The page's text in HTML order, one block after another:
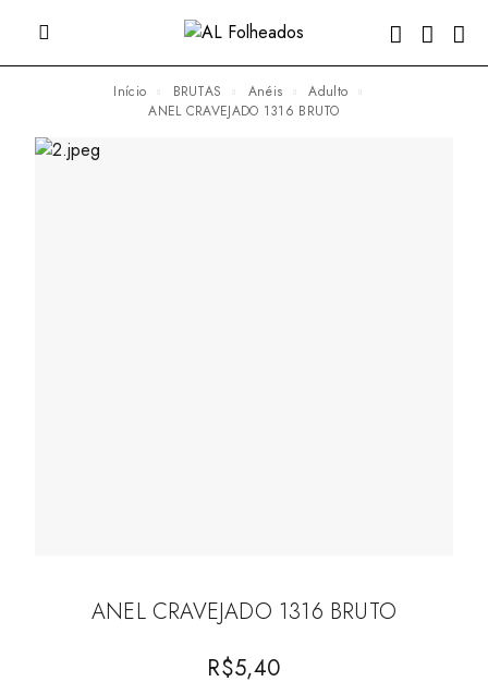
Início BRUTAS Anéis
Adulto
ANEL CRAVEJADO 1316 BRUTO
ANEL CRAVEJADO 1316 BRUTO
R$5,40